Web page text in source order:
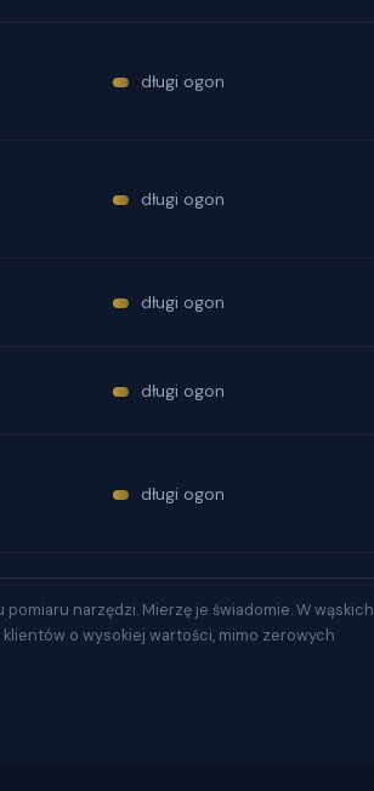
długi ogon
długi ogon
długi ogon
długi ogon
długi ogon
narzędzi. Mierzę je świadomie. W wąskich
o wysokiej wartości, mimo zerowych